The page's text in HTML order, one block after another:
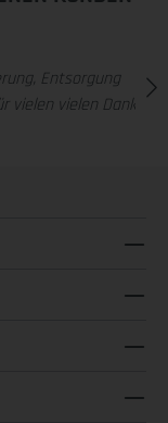
Entsorgung
vielen Dank!